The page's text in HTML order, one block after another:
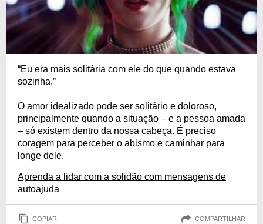
“Eu era mais solitária com ele do que quando estava
sozinha.”
O amor idealizado pode ser solitário e doloroso,
principalmente quando a situação – e a pessoa amada
– só existem dentro da nossa cabeça. É preciso
coragem para perceber o abismo e caminhar para
longe dele.
Aprenda a lidar com a solidão com mensagens de
autoajuda
COPIAR COMPARTILHAR